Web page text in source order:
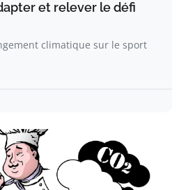
et relever le défi
climatique sur le sport